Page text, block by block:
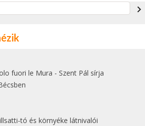
navigate_next
fuori le Mura - Szent Pál sírja
tó és környéke látnivalói